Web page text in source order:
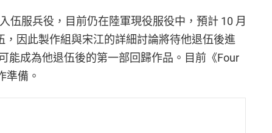
伍服兵役，目前仍在陸軍現役服役中，預計 10 月
因此製作組與宋江的詳細討論將待他退伍後進
能成為他退伍後的第一部回歸作品。目前《Four
準備。